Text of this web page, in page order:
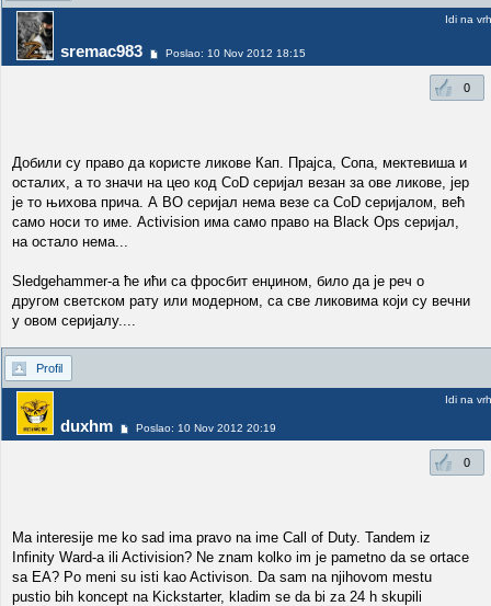
sremac983 Poslao: 10 Nov 2012 18:15
Idi na vrh
0
Добили су право да користе ликове Кап. Прајса, Сопа, мектевиша и
осталих, а то значи на цео код CoD серијал везан за ове ликове, јер
је то њихова прича. А BO серијал нема везе са CoD серијалом, већ
само носи то име. Activision има само право на Black Ops серијал,
на остало нема...
Sledgehammer-a ће ићи са фросбит енџином, било да је реч о
другом светском рату или модерном, са све ликовима који су вечни
у овом серијалу....
Profil
duxhm Poslao: 10 Nov 2012 20:19
Idi na vrh
0
Ma interesije me ko sad ima pravo na ime Call of Duty. Tandem iz
Infinity Ward-a ili Activision? Ne znam kolko im je pametno da se ortace
sa EA? Po meni su isti kao Activison. Da sam na njihovom mestu
pustio bih koncept na Kickstarter, kladim se da bi za 24 h skupili